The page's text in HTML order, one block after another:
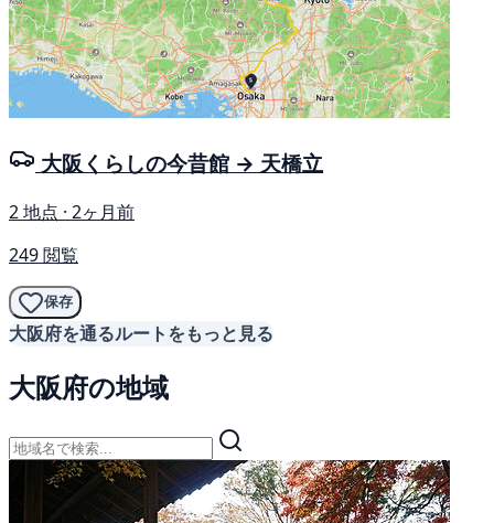
大阪くらしの今昔館 → 天橋立
2 地点 · 2ヶ月前
249 閲覧
保存
大阪府を通るルートをもっと見る
大阪府の地域